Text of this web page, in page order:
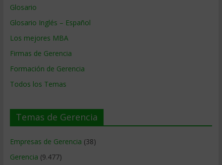
Glosario
Glosario Inglés – Español
Los mejores MBA
Firmas de Gerencia
Formación de Gerencia
Todos los Temas
Temas de Gerencia
Empresas de Gerencia (38)
Gerencia (9.477)